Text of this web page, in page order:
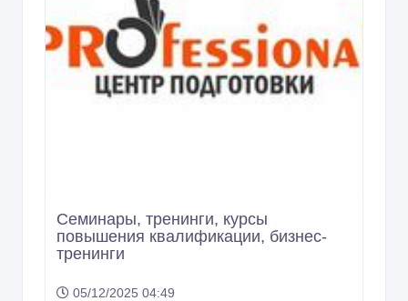
Семинары, тренинги, курсы
повышения квалификации, бизнес-
тренинги
05/12/2025 04:49